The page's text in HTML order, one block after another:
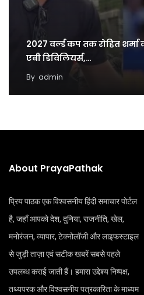
2027 वर्ल्ड कप तक रोहित
एबी डिविलियर्स,…
By admin
About PrayaPathak
प्रिय पाठक एक विश्वसनीय हिंदी समाचार पोर्टल
है, जहाँ आपको देश, दुनिया, राजनीति, खेल,
मनोरंजन, व्यापार, टेक्नोलॉजी और लाइफस्टाइल
से जुड़ी ताज़ा एवं सटीक खबरें सबसे पहले
उपलब्ध कराई जाती हैं। हमारा उद्देश्य निष्पक्ष,
तथ्यपरक और विश्वसनीय पत्रकारिता के माध्यम